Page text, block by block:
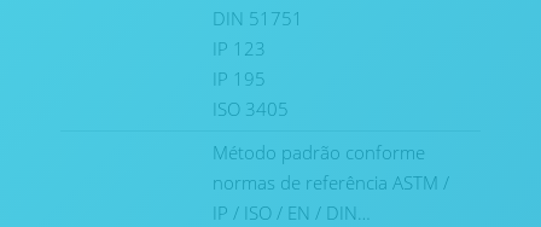
DIN 51751
IP 123
IP 195
ISO 3405
Método padrão conforme
normas de referência ASTM /
IP / ISO / EN / DIN…